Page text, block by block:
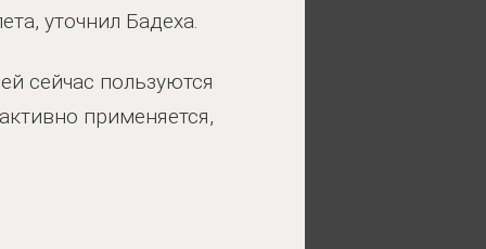
уточнил Бадеха.
сейчас пользуются
применяется,